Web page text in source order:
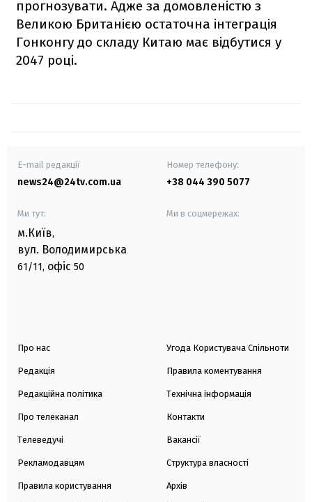
прогнозувати. Адже за домовленістю з
Великою Британією остаточна інтеграція
Гонконгу до складу Китаю має відбутися у
2047 році.
E-mail редакції
news24@24tv.com.ua
Номер телефону:
+38 044 390 5077
Ми тут:
м.Київ,
вул. Володимирська
61/11, офіс 50
Ми в соцмережах:
Про нас
Редакція
Редакційна політика
Про телеканал
Телеведучі
Рекламодавцям
Правила користування
Угода Користувача Спільноти
Правила коментування
Технічна інформація
Контакти
Вакансії
Структура власності
Архів